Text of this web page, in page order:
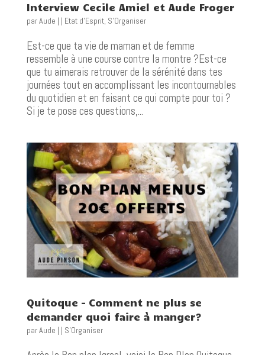
Interview Cecile Amiel et Aude Froger
parAude | | Etat d'Esprit, S'Organiser
Est-ce que ta vie de maman et de femme
ressemble à une course contre la montre ?Est-ce
que tu aimerais retrouver de la sérénité dans tes
journées tout en accomplissant les incontournables
du quotidien et en faisant ce qui compte pour toi ?
Si je te pose ces questions,...
Quitoque – Comment ne plus se
demander quoi faire à manger?
parAude | | S'Organiser